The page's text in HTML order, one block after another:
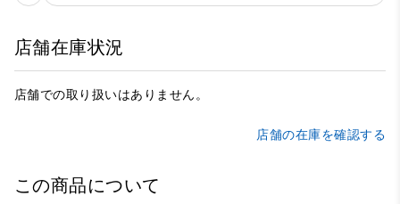
店舗在庫状況
店舗での取り扱いはありません。
店舗の在庫を確認する
この商品について